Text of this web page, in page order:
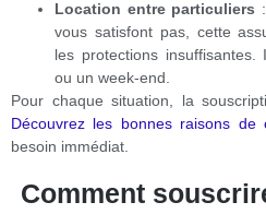
Location entre particuliers
vous satisfont pas, cette
les protections
ou un week-end.
Pour chaque situation, la
Découvrez les bonnes raisons de
besoin immédiat.
Comment